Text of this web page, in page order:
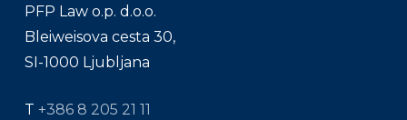
PFP Law o.p. d.o.o.
Bleiweisova cesta 30,
SI-1000 Ljubljana
T +386 8 205 21 11